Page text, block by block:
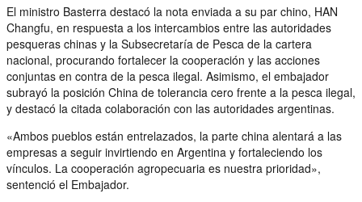
El ministro Basterra destacó la nota enviada a su par chino, HAN
Changfu, en respuesta a los intercambios entre las autoridades
pesqueras chinas y la Subsecretaría de Pesca de la cartera
nacional, procurando fortalecer la cooperación y las acciones
conjuntas en contra de la pesca ilegal. Asimismo, el embajador
subrayó la posición China de tolerancia cero frente a la pesca ilegal,
y destacó la citada colaboración con las autoridades argentinas.
«Ambos pueblos están entrelazados, la parte china alentará a las
empresas a seguir invirtiendo en Argentina y fortaleciendo los
vínculos. La cooperación agropecuaria es nuestra prioridad»,
sentenció el Embajador.